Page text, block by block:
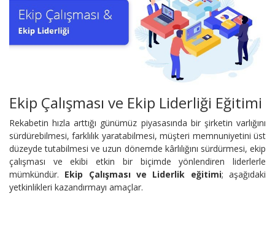
Ekip Çalışması ve Ekip Liderliği Eğitimi
Rekabetin hızla arttığı günümüz piyasasında bir şirketin varlığını
sürdürebilmesi, farklılık yaratabilmesi, müşteri memnuniyetini üst
düzeyde tutabilmesi ve uzun dönemde kârlılığını sürdürmesi, ekip
çalışması ve ekibi etkin bir biçimde yönlendiren liderlerle
mümkündür. Ekip Çalışması ve Liderlik eğitimi; aşağıdaki
yetkinlikleri kazandırmayı amaçlar.